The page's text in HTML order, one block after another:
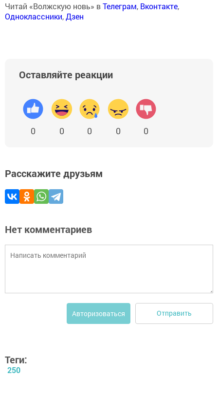
Читай «Волжскую новь» вТелеграм, Вконтакте,
Одноклассники,Дзен
Оставляйте реакции
0 0 0 0 0
Расскажите друзьям
Нет комментариев
Авторизоваться Отправить
Теги:
250